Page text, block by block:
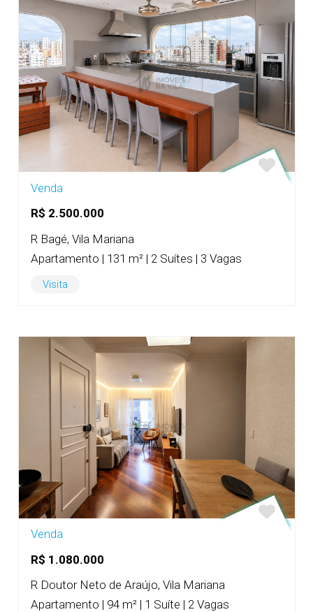
Venda
R$ 2.500.000
R Bagé, Vila Mariana
Apartamento | 131 m² | 2 Suítes | 3 Vagas
Visita
Venda
R$ 1.080.000
R Doutor Neto de Araújo, Vila Mariana
Apartamento | 94 m² | 1 Suíte | 2 Vagas